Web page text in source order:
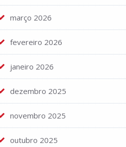
março 2026
fevereiro 2026
janeiro 2026
dezembro 2025
novembro 2025
outubro 2025